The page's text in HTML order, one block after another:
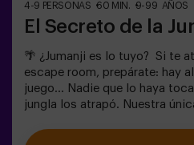
4-9 PERSONAS 60 MIN. 9-99 AÑOS
El Secreto de la
🌴 ¿Jumanji es lo tuyo? Si te
escape room, prepárate: hay
juego... Nadie que lo haya
jungla los atrapó. Nuestra
¿Realmente creíais que sería